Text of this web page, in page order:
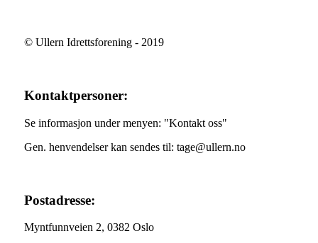
© Ullern Idrettsforening - 2019
Kontaktpersoner:
Se informasjon under menyen: "Kontakt oss"
Gen. henvendelser kan sendes til: tage@ullern.no
Postadresse:
Myntfunnveien 2, 0382 Oslo